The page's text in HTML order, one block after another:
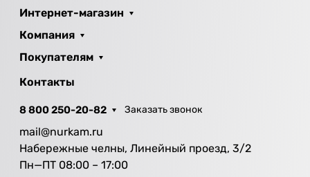
Интернет-магазин
Компания
Покупателям
Контакты
8 800 250-20-82 Заказать звонок
mail@nurkam.ru
Набережные челны, Линейный проезд, 3/2
Пн—ПТ 08:00 – 17:00